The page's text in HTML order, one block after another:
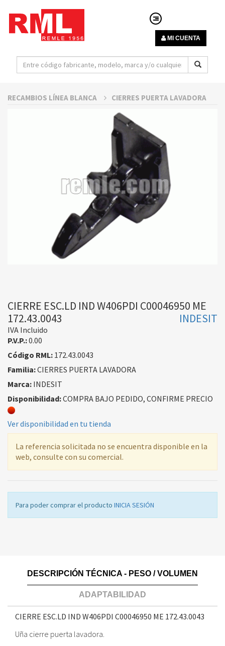
MI CUENTA
RECAMBIOS LÍNEA BLANCA CIERRES PUERTA LAVADORA
CIERRE ESC.LD IND W406PDI C00046950 ME
172.43.0043
INDESIT
IVA Incluido
P.V.P.:0.00
Código RML: 172.43.0043
Familia:CIERRES PUERTA LAVADORA
Marca: INDESIT
Disponibilidad:COMPRA BAJO PEDIDO, CONFIRME PRECIO
Ver disponibilidad en tu tienda
La referencia solicitada no se encuentra disponible en la
web, consulte con su comercial.
Para poder comprar el producto INICIA SESIÓN
DESCRIPCIÓN TÉCNICA - PESO / VOLUMEN
ADAPTABILIDAD
CIERRE ESC.LD IND W406PDI C00046950 ME 172.43.0043
Uña cierre puerta lavadora.